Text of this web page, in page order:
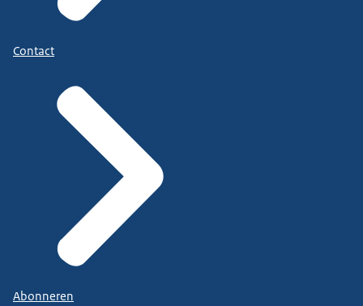
Contact
Abonneren